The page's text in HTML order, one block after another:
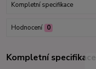
Kompletní specifikace
Hodnocení 0
Kompletní specifikace